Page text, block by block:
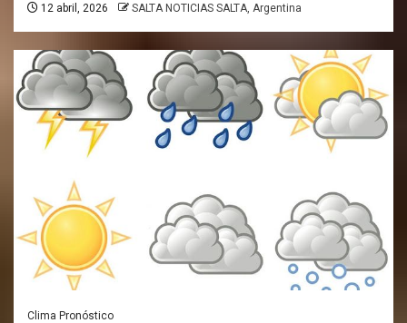
12 abril, 2026 SALTA NOTICIAS SALTA, Argentina
Clima Pronóstico